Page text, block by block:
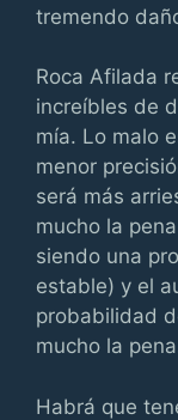
tremendo
Roca Afilada
increíbles de
mía. Lo malo
menor
será más
mucho la
siendo una
estable) y el
probabilidad
mucho la
Habrá que